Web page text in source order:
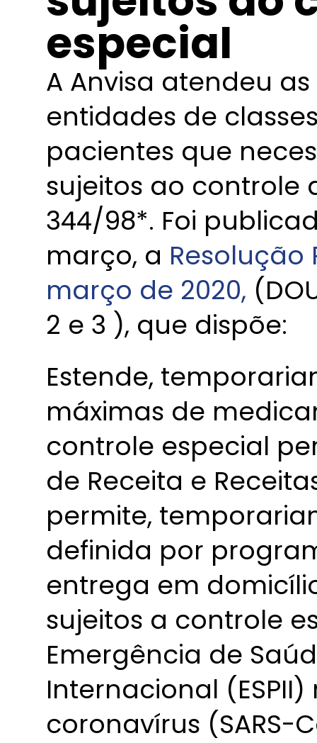
especial
A Anvisa atendeu
entidades de
pacientes que
sujeitos ao controle
344/98*. Foi
março, a Resolução
março de 2020,
2 e 3 ), que dispõe:
Estende,
máximas de
controle especial
de Receita e
permite,
definida por
entrega em
sujeitos a controle
Emergência de
Internacional
coronavírus (SARS-